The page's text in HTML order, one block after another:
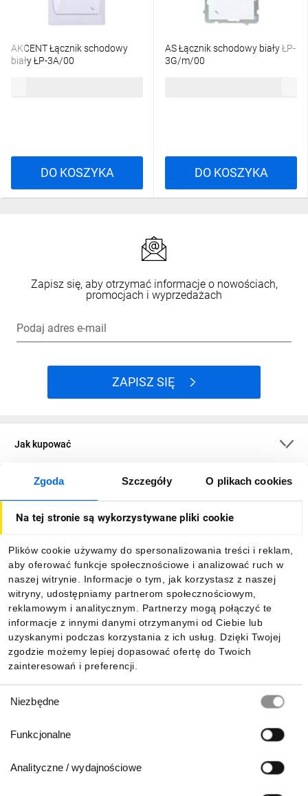
Zgoda Szczegóły O plikach cookies
Na tej stronie są wykorzystywane pliki cookie
Plików cookie używamy do spersonalizowania treści i reklam,
aby oferować funkcje społecznościowe i analizować ruch w
naszej witrynie. Informacje o tym, jak korzystasz z naszej
witryny, udostępniamy partnerom społecznościowym,
reklamowym i analitycznym. Partnerzy mogą połączyć te
informacje z innymi danymi otrzymanymi od Ciebie lub
uzyskanymi podczas korzystania z ich usług. Dzięki Twojej
zgodzie możemy lepiej dopasować ofertę do Twoich
zainteresowań i preferencji.
zgody
Niezbędne
Funkcjonalne
Analityczne / wydajnościowe
AKCENT Łącznik schodowy
biały ŁP-3A/00
DO KOSZYKA
AS Łącznik schodowy biały ŁP-
3G/m/00
DO KOSZYKA
Zapisz się, aby otrzymać informacje o nowościach,
promocjach i wyprzedażach
Podaj adres e-mail
ZAPISZ SIĘ
Jak kupować
O firmie
Informacje
Pobierz naszą aplikację mobilną: